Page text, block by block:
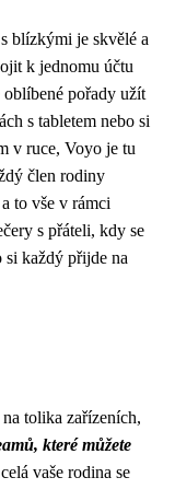
blízkými je skvělé a
k jednomu účtu
oblíbené pořady užít
s tabletem nebo si
v ruce, Voyo je tu
člen rodiny
to vše v rámci
s přáteli, kdy se
každý přijde na
tolika zařízeních,
které můžete
vaše rodina se